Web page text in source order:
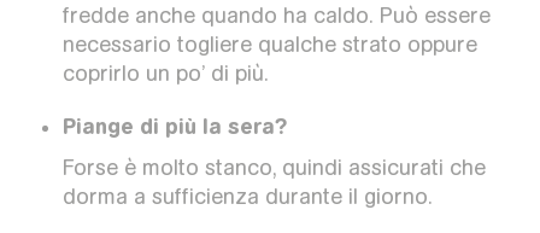
fredde anche quando ha caldo. Può essere
necessario togliere qualche strato oppure
coprirlo un po’ di più.
Piange di più la sera?
Forse è molto stanco, quindi assicurati che
dorma a sufficienza durante il giorno.